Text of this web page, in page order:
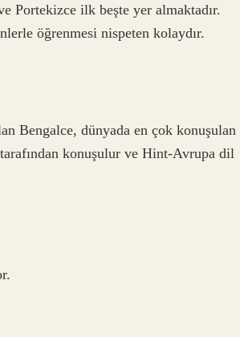
Portekizce ilk beşte yer almaktadır.
öğrenmesi nispeten kolaydır.
Bengalce, dünyada en çok konuşulan
konuşulur ve Hint-Avrupa dil